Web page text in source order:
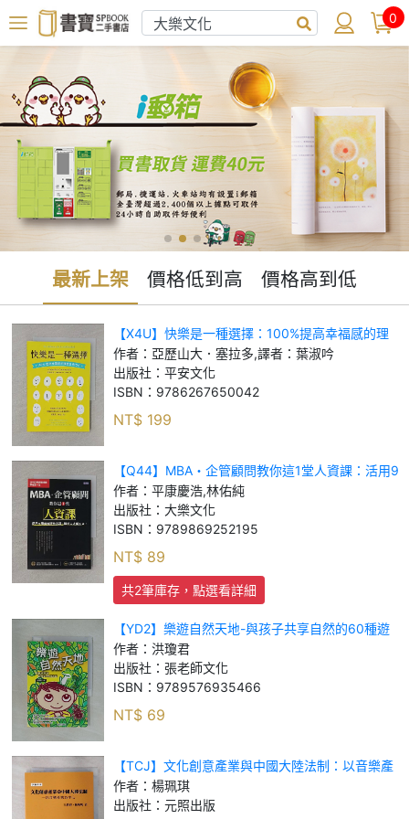
0
最新上架 價格低到高 價格高到低
【X4U】快樂是一種選擇：100%提高幸福感的理
想生存方式_亞歷山大．塞拉多, 譯者：葉淑吟
作者： 亞歷山大．塞拉多,譯者：葉淑吟
出版社： 平安文化
ISBN： 9786267650042
NT$ 199
【Q44】MBA・企管顧問教你這1堂人資課：活用9
種考核評比武器，讓好人才留下來_平康慶浩, 林佑
純
作者： 平康慶浩,林佑純
出版社： 大樂文化
ISBN： 9789869252195
NT$ 89
共2筆庫存，點選看詳細
【YD2】樂遊自然天地-與孩子共享自然的60種遊
戲_洪瓊君
作者： 洪瓊君
出版社： 張老師文化
ISBN： 9789576935466
NT$ 69
【TCJ】文化創意產業與中國大陸法制：以音樂產
業為中心_楊珮琪
作者： 楊珮琪
出版社： 元照出版